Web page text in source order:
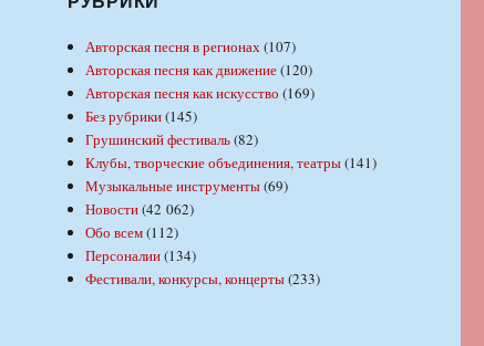
Авторская песня в регионах(107)
Авторская песня как движение(120)
Авторская песня как искусство (169)
Без рубрики(145)
Грушинский фестиваль(82)
Клубы, творческие объединения, театры(141)
Музыкальные инструменты(69)
Новости(42 062)
Обо всем(112)
Персоналии(134)
Фестивали, конкурсы, концерты(233)